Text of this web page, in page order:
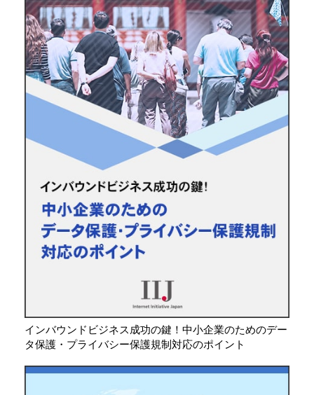
インバウンドビジネス成功の鍵！中小企業のためのデー
タ保護・プライバシー保護規制対応のポイント